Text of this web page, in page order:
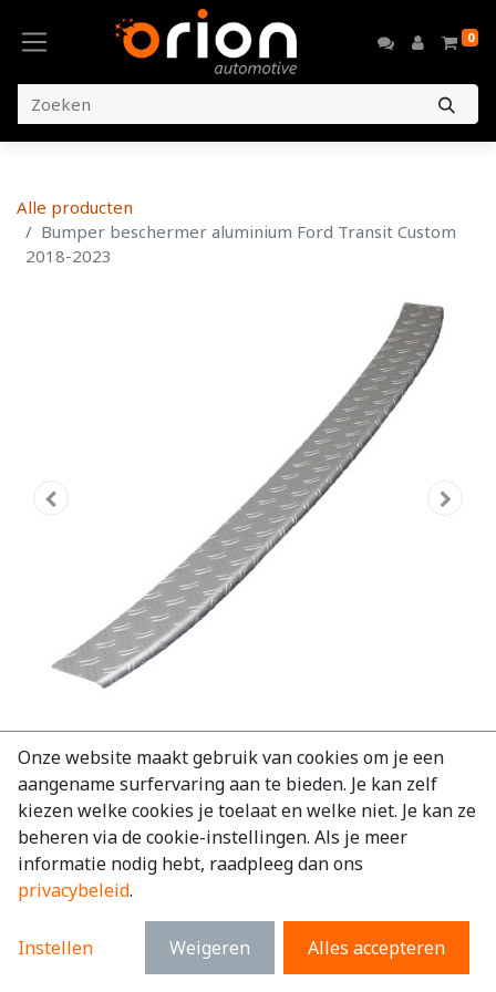
0
Alle producten
Bumper beschermer aluminium Ford Transit Custom
2018-2023
Bumper beschermer aluminium
Ford Transit Custom 2018-2023
EAN: 6097245273201
€95,51excl. BTW
€115,57 incl. BTW
Merk:Ford
Onze website maakt gebruik van cookies om je een
aangename surfervaring aan te bieden. Je kan zelf
kiezen welke cookies je toelaat en welke niet. Je kan ze
beheren via de cookie-instellingen. Als je meer
informatie nodig hebt, raadpleeg dan ons
privacybeleid.
Instellen Weigeren Alles accepteren